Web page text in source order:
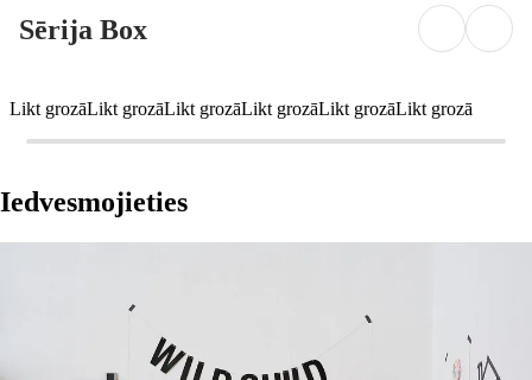
Sērija Box
Likt grozāLikt grozāLikt grozāLikt grozāLikt grozāLikt grozā
Iedvesmojieties